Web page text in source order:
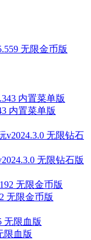
无限金币版
内置菜单版
无限钻石版
无限金币版
限血版